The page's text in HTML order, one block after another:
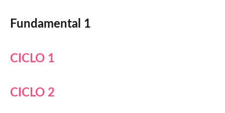
Fundamental 1
CICLO 1
CICLO 2